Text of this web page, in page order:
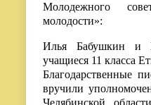
Молодежного
молодости»:
Илья Бабушкин и
учащиеся 11 класса
Благодарственные
вручили